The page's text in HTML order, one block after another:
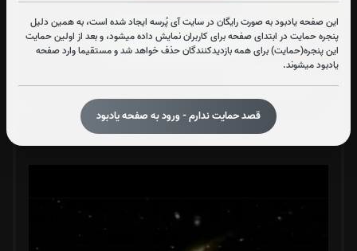
این صفحه یادبود به صورت رایگان در سایت آی پُرسه ایجاد شده است، به همین دلیل
پنجره حمایت در ابتدای صفحه برای کاربران نمایش داده میشود، و بعد از اولین حمایت
این پنجره(حمایت) برای همه بازدیدکنندگان حذف خواهد شد و مستقیما وارد صفحه
یادبود میشوند.
قصد حمایت ندارم - ورود به صفحه یادبود
قرائت سوره مزمل را تقبل میکنم
متن سوره مزمل
دعای ربنای استاد شجریان